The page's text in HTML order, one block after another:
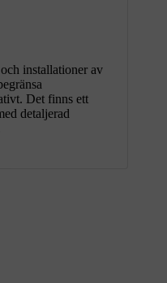
installationer av
Det finns ett
detaljerad